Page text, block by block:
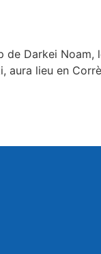
de Darkei Noam,
aura lieu en